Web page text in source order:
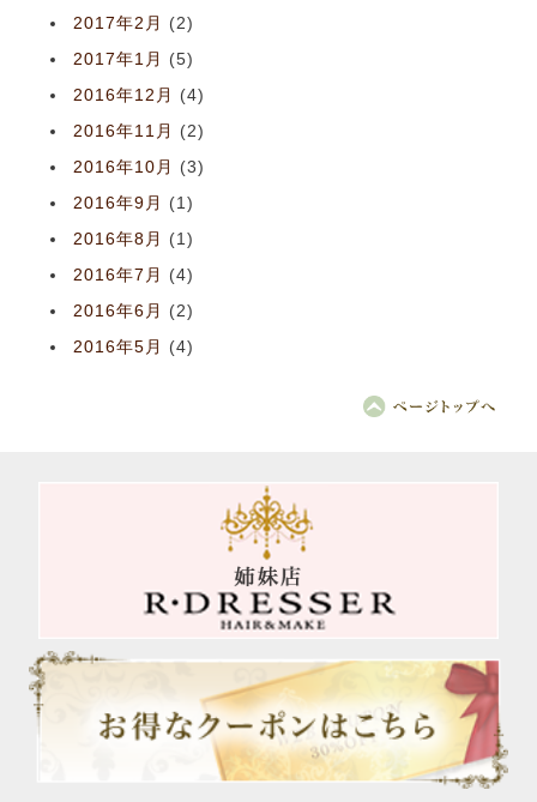
2017年2月
(2)
2017年1月
(5)
2016年12月
(4)
2016年11月
(2)
2016年10月
(3)
2016年9月
(1)
2016年8月
(1)
2016年7月
(4)
2016年6月
(2)
2016年5月
(4)